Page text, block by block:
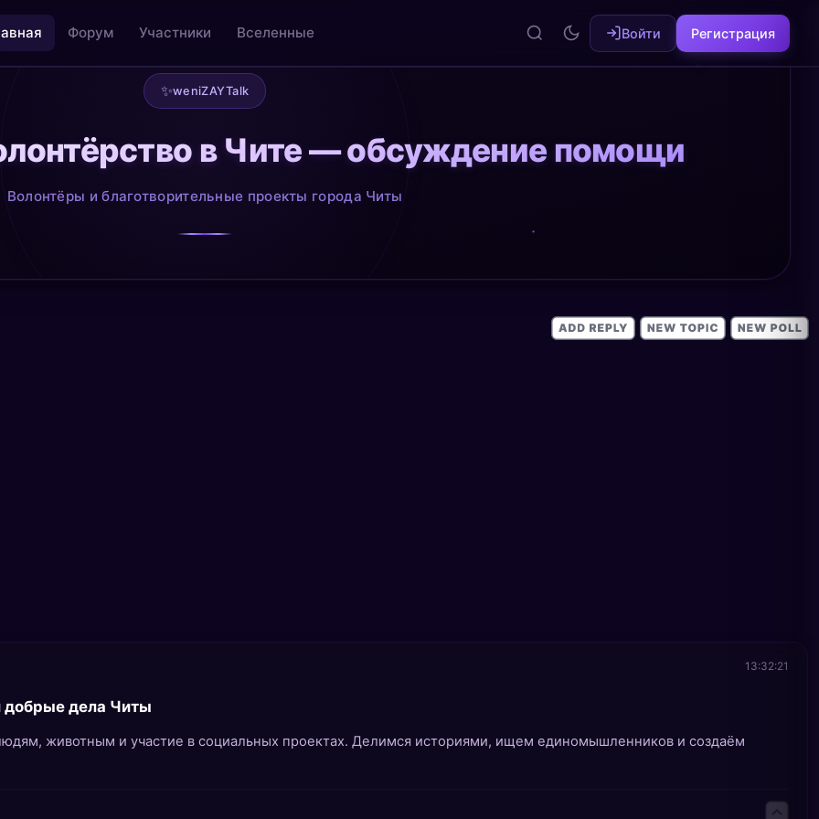
Форум Участники Вселенные Войти Регистрация
Творчество как медитация
✨weniZAYTalk
в Чите — обсуждение помощи
Волонтёры и благотворительные проекты города Читы
13:32:21
дела Читы
животным и участие в социальных проектах. Делимся историями, ищем единомышленников и создаём